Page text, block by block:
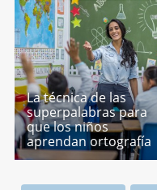
La técnica de las
superpalabras para
que los niños
aprendan ortografía